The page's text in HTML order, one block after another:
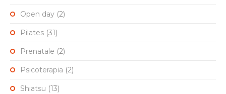
Open day (2)
Pilates (31)
Prenatale (2)
Psicoterapia (2)
Shiatsu (13)